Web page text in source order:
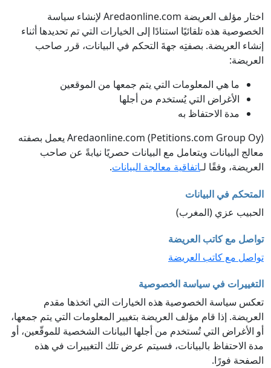
اختار مؤلف العريضة Aredaonline.com لإنشاء سياسة
الخصوصية هذه تلقائيًا استنادًا إلى الخيارات التي تم تحديدها أثناء
إنشاء العريضة. بصفتِه جهةَ التحكم في البيانات، قرر صاحب
العريضة:
ما هي المعلومات التي يتم جمعها من الموقعين
الأغراض التي يُستخدم من أجلها
مدة الاحتفاظ به
Aredaonline.com (Petitions.com Group Oy) يعمل بصفته
معالج البيانات ويتعامل مع البيانات حصريًا نيابةً عن صاحب
العريضة، وفقًا لـاتفاقية معالجة البيانات.
المتحكم في البيانات
الحبيب عزي (المغرب)
تواصل مع كاتب العريضة
تواصل مع كاتب العريضة
التغييرات في سياسة الخصوصية
تعكس سياسة الخصوصية هذه الخيارات التي اتخذها مقدم
العريضة. إذا قام مؤلف العريضة بتغيير المعلومات التي يتم جمعها،
أو الأغراض التي تُستخدم من أجلها البيانات الشخصية للموقّعين، أو
مدة الاحتفاظ بالبيانات، فسيتم عرض تلك التغييرات في هذه
الصفحة فورًا.